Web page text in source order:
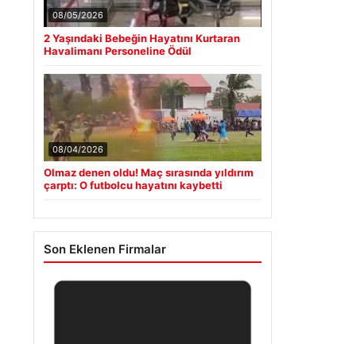
08/05/2026
2 Yaşındaki Bebeğin Hayatını Kurtaran
Havalimanı Personeline Ödül
08/04/2026
Olmaz denen oldu! Maç sırasında yıldırım
çarptı: O futbolcu hayatını kaybetti
Son Eklenen Firmalar